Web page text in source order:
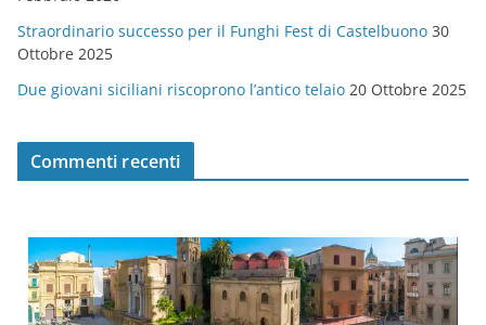
Straordinario successo per il Funghi Fest di Castelbuono 30
Ottobre 2025
Due giovani siciliani riscoprono l’antico telaio 20 Ottobre 2025
Commenti recenti